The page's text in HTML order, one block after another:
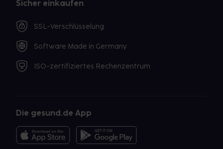
Sicher einkaufen
SSL-Verschlüsselung
Software Made in Germany
ISO-zertifiziertes Rechenzentrum
Die gesund.de App